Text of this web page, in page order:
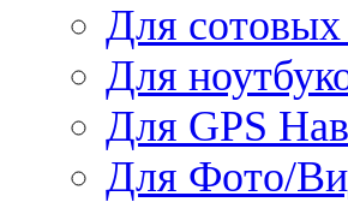
Для
Для
Для GPS
Для Фото/